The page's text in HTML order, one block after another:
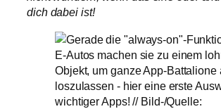
dich dabei ist!